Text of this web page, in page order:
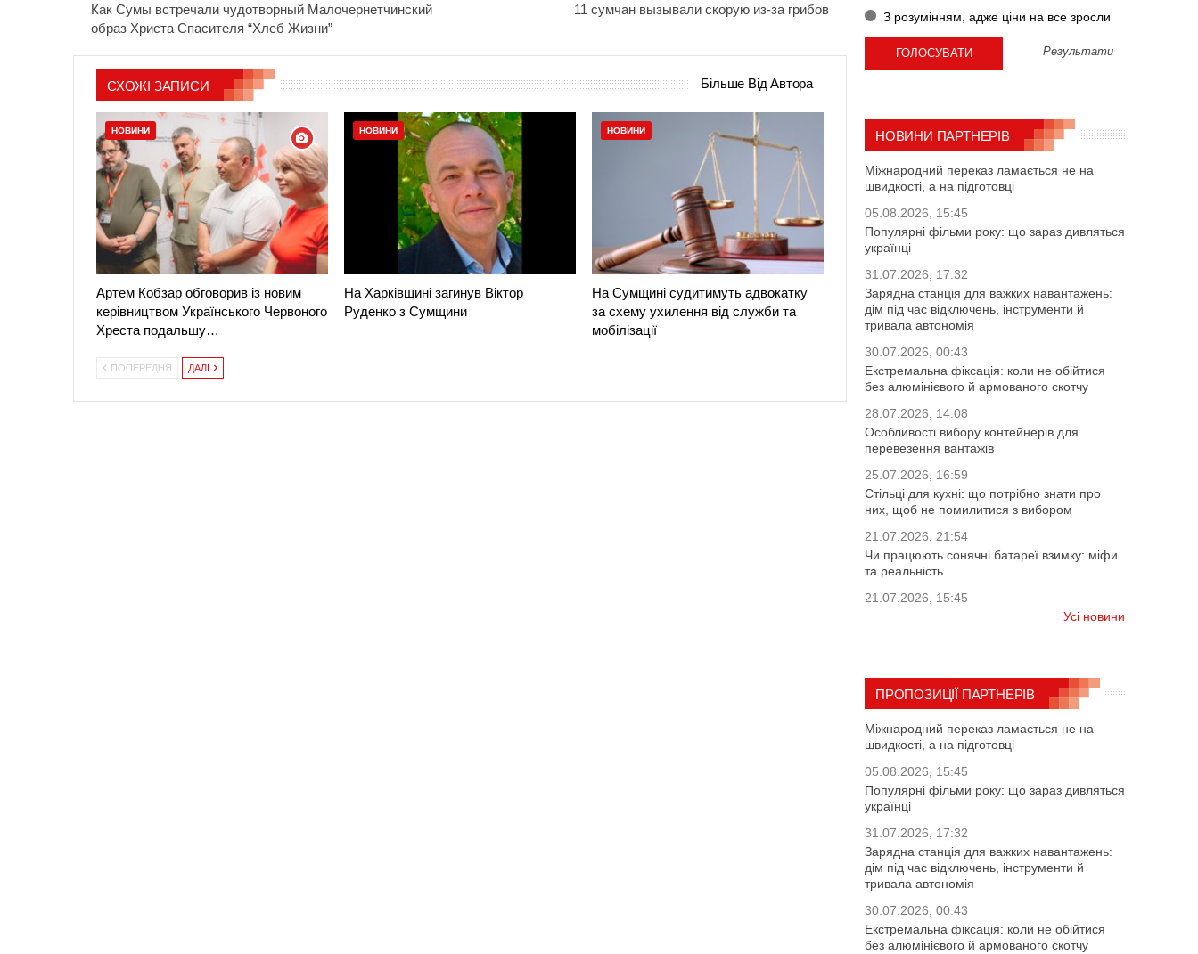
Как Сумы встречали чудотворный Малочернетчинский
образ Христа Спасителя “Хлеб Жизни”
11 сумчан вызывали скорую из-за грибов
СХОЖІ ЗАПИСИ Більше Від Автора
НОВИНИ
Артем Кобзар обговорив із новим
керівництвом Українського Червоного
Хреста подальшу…
НОВИНИ
На Харківщині загинув Віктор
Руденко з Сумщини
НОВИНИ
На Сумщині судитимуть адвокатку
за схему ухилення від служби та
мобілізації
ПОПЕРЕДНЯ ДАЛІ
З розумінням, адже ціни на все зросли
Результати
НОВИНИ ПАРТНЕРІВ
Міжнародний переказ ламається не на
швидкості, а на підготовці
05.08.2026, 15:45
Популярні фільми року: що зараз дивляться
українці
31.07.2026, 17:32
Зарядна станція для важких навантажень:
дім під час відключень, інструменти й
тривала автономія
30.07.2026, 00:43
Екстремальна фіксація: коли не обійтися
без алюмінієвого й армованого скотчу
28.07.2026, 14:08
Особливості вибору контейнерів для
перевезення вантажів
25.07.2026, 16:59
Стільці для кухні: що потрібно знати про
них, щоб не помилитися з вибором
21.07.2026, 21:54
Чи працюють сонячні батареї взимку: міфи
та реальність
21.07.2026, 15:45
Усі новини
ПРОПОЗИЦІЇ ПАРТНЕРІВ
Міжнародний переказ ламається не на
швидкості, а на підготовці
05.08.2026, 15:45
Популярні фільми року: що зараз дивляться
українці
31.07.2026, 17:32
Зарядна станція для важких навантажень:
дім під час відключень, інструменти й
тривала автономія
30.07.2026, 00:43
Екстремальна фіксація: коли не обійтися
без алюмінієвого й армованого скотчу